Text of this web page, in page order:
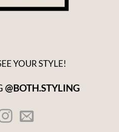
YOUR STYLE!
@BOTH.STYLING